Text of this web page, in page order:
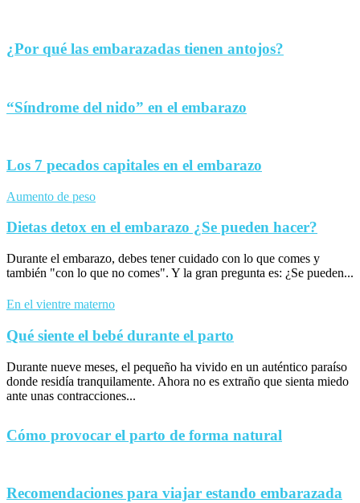
¿Por qué las embarazadas tienen antojos?
“Síndrome del nido” en el embarazo
Los 7 pecados capitales en el embarazo
Aumento de peso
Dietas detox en el embarazo ¿Se pueden hacer?
Durante el embarazo, debes tener cuidado con lo que comes y
también "con lo que no comes". Y la gran pregunta es: ¿Se pueden...
En el vientre materno
Qué siente el bebé durante el parto
Durante nueve meses, el pequeño ha vivido en un auténtico paraíso
donde residía tranquilamente. Ahora no es extraño que sienta miedo
ante unas contracciones...
Cómo provocar el parto de forma natural
Recomendaciones para viajar estando embarazada